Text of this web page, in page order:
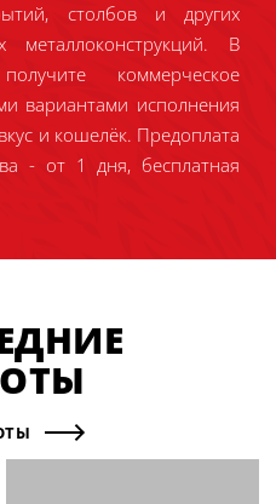
столбов и других
металлоконструкций. В
коммерческое
вариантами исполнения
и кошелёк. Предоплата
- от 1 дня, бесплатная